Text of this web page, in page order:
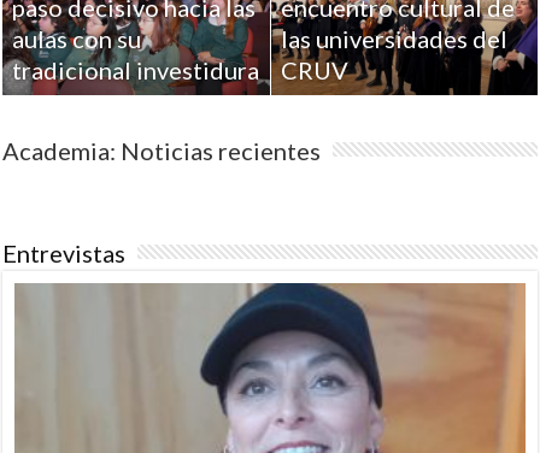
paso decisivo hacia las
aulas con su
tradicional investidura
encuentro cultural de
las universidades del
CRUV
Academia: Noticias recientes
Entrevistas